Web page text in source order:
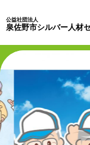
公益社団法人
泉佐野市シルバー人材